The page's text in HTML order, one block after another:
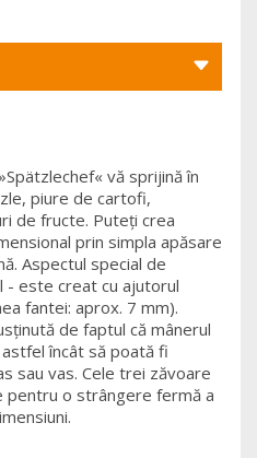
vă sprijină în
piure de cartofi,
de fructe. Puteți crea
prin simpla apăsare
Aspectul special de
- este creat cu ajutorul
fantei: aprox. 7 mm).
de faptul că mânerul
încât să poată fi
sau vas. Cele trei zăvoare
o strângere fermă a